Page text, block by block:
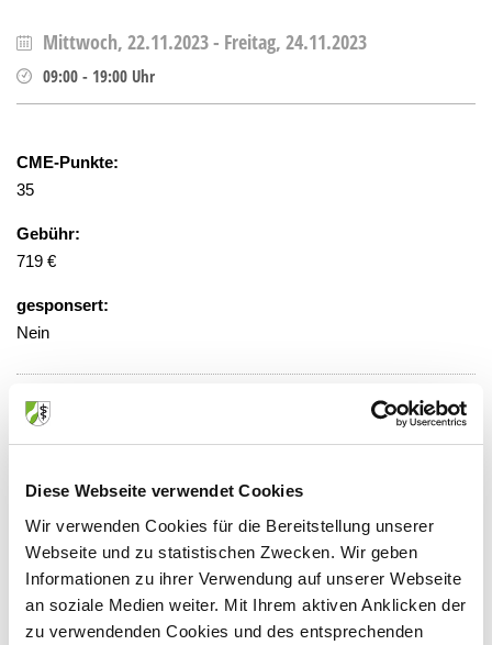
Diese Webseite verwendet Cookies
Wir verwenden Cookies für die Bereitstellung unserer
Webseite und zu statistischen Zwecken. Wir geben
Informationen zu ihrer Verwendung auf unserer Webseite
an soziale Medien weiter. Mit Ihrem aktiven Anklicken der
zu verwendenden Cookies und des entsprechenden
Mittwoch, 22.11.2023- Freitag, 24.11.2023
09:00 - 19:00 Uhr
CME-Punkte:
35
Gebühr:
719 €
gesponsert:
Nein
Veranstaltungsort:
Anbieter: